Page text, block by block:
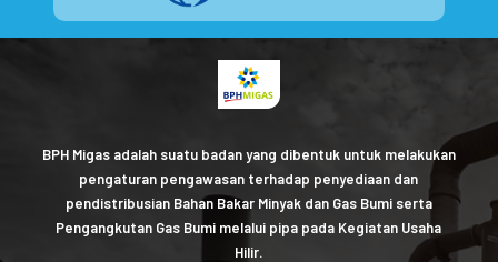
BPH Migas adalah suatu badan yang dibentuk untuk melakukan
pengaturan pengawasan terhadap penyediaan dan
pendistribusian Bahan Bakar Minyak dan Gas Bumi serta
Pengangkutan Gas Bumi melalui pipa pada Kegiatan Usaha
Hilir.